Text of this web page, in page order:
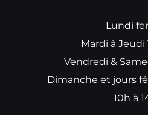
Lundi
Mardi à Jeudi
Vendredi &
Dimanche et jours
10h à